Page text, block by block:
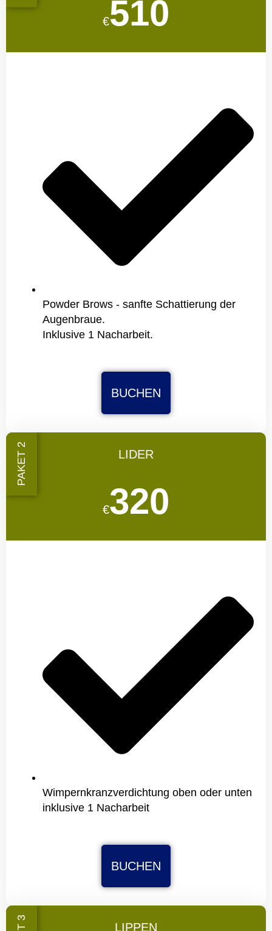
€510
Powder Brows - sanfte Schattierung der
Augenbraue.
Inklusive 1 Nacharbeit.
BUCHEN
PAKET 2 LIDER
€320
Wimpernkranzverdichtung oben oder unten
inklusive 1 Nacharbeit
BUCHEN
LIPPEN